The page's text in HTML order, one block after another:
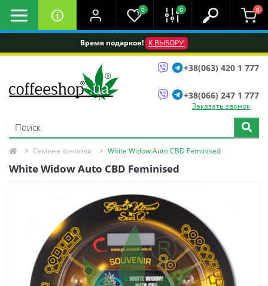
Время подарков! К ВЫБОРУ!
0 0 0
+38(063) 420 1 777
+38(066) 247 1 777
Заказать звонок
Семена конопли White Widow Auto CBD Feminised
White Widow Auto CBD Feminised